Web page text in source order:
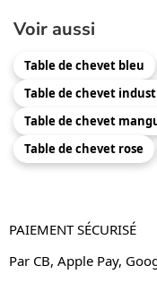
Voir aussi
Table de chevet bleu
Table de chevet
Table de chevet
Table de chevet rose
PAIEMENT SÉCURISÉ
Par CB, Apple Pay,